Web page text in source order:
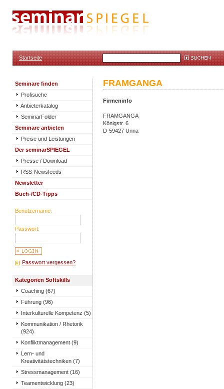
Startseite
Seminare finden
Profisuche
Anbieterkatalog
SeminarFolder
Seminare anbieten
Preise und Leistungen
Der seminarSPIEGEL
Presse / Download
RSS-Newsfeeds
Newsletter
Buch-/CD-Tipps
Benutzername:
Passwort:
Passwort vergessen?
Kategorien Softskills
Coaching (67)
Führung (96)
Interkulturelle Kompetenz (5)
Kommunikation / Rhetorik
(924)
Konfliktmanagement (9)
Lern- und
Kreativitätstechniken (7)
Stressmanagement (16)
Teamentwicklung (23)
FRAMGANGA
Firmeninfo
FRAMGANGA
Königstr. 6
D-59427 Unna